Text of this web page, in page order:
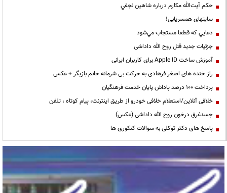
حكم آيت‌الله مكارم درباره شاهين نجفي
سایتهای همسریابی!
دعايي كه قطعا مستجاب مي‌شود
جزئیات جدید قتل روح الله داداشی
آموزش ساخت Apple ID برای کاربران ایرانی
راز خنده های اصغر فرهادی به حرکت بی شرمانه خانم بازیگر + عکس
پرداخت ۱۰۰ درصد پاداش پایان خدمت فرهنگیان
خلافی آنلاین/استعلام خلافی خودرو از طریق اینترنت، پیام کوتاه ، تلفن
جسدغرق درخون روح الله داداشی (عکس)
پاسخ های دکتر توکلی به سوالات کنکوری ها